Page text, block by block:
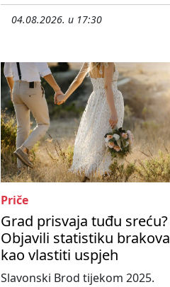
04.08.2026. u 17:30
Priče
Grad prisvaja tuđu sreću?
Objavili statistiku brakova
kao vlastiti uspjeh
Slavonski Brod tijekom 2025.